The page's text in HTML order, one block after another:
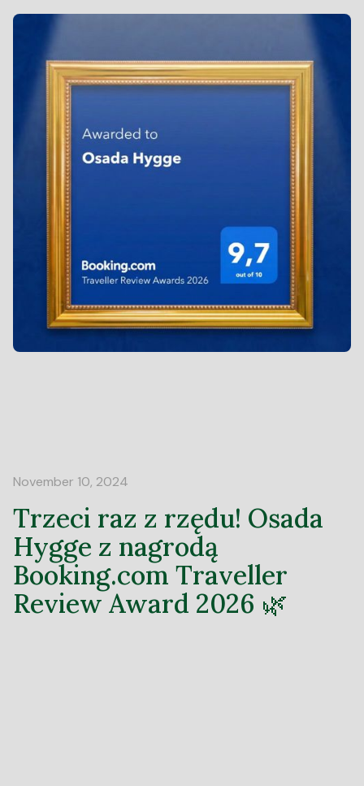
November 10, 2024
Trzeci raz z rzędu! Osada
Hygge z nagrodą
Booking.com Traveller
Review Award 2026 🌿